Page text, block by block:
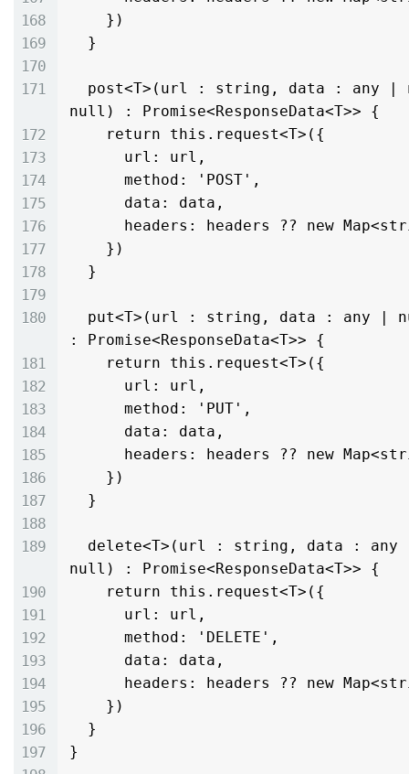
null) : Promise<ResponseData<T>> {
: Promise<ResponseData<T>> {
null) : Promise<ResponseData<T>> {
}